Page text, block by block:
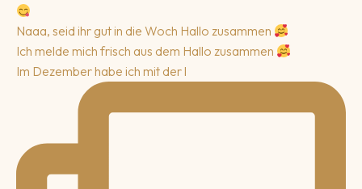
Naaa, seid ihr gut in die Woch Hallo zusammen
Ich melde mich frisch aus dem Hallo zusammen
Im Dezember habe ich mit der l